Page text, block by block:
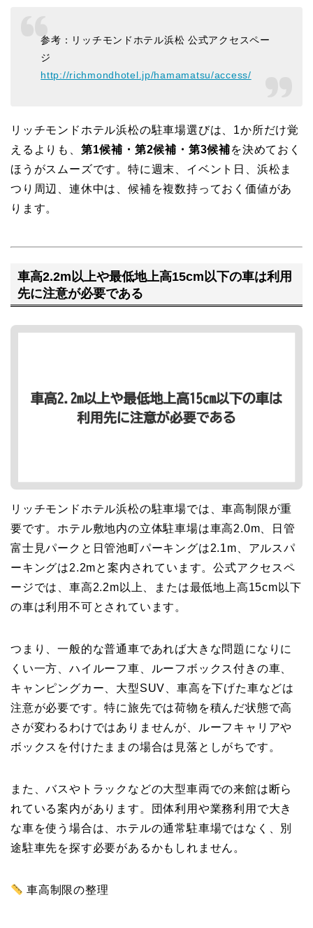
参考：リッチモンドホテル浜松 公式アクセスペー
ジ
http://richmondhotel.jp/hamamatsu/access/
リッチモンドホテル浜松の駐車場選びは、1か所だけ覚
えるよりも、 第1候補・第2候補・第3候補を決めておく
ほうがスムーズです。特に週末、イベント日、浜松ま
つり周辺、連休中は、候補を複数持っておく価値があ
ります。
車高2.2m以上や最低地上高15cm以下の車は利用
先に注意が必要である
リッチモンドホテル浜松の駐車場では、車高制限が重
要です。ホテル敷地内の立体駐車場は車高2.0m、日管
富士見パークと日管池町パーキングは2.1m、アルスパ
ーキングは2.2mと案内されています。公式アクセスペ
ージでは、車高2.2m以上、または最低地上高15cm以下
の車は利用不可とされています。
つまり、一般的な普通車であれば大きな問題になりに
くい一方、ハイルーフ車、ルーフボックス付きの車、
キャンピングカー、大型SUV、車高を下げた車などは
注意が必要です。特に旅先では荷物を積んだ状態で高
さが変わるわけではありませんが、ルーフキャリアや
ボックスを付けたままの場合は見落としがちです。
また、バスやトラックなどの大型車両での来館は断ら
れている案内があります。団体利用や業務利用で大き
な車を使う場合は、ホテルの通常駐車場ではなく、別
途駐車先を探す必要があるかもしれません。
車高制限の整理